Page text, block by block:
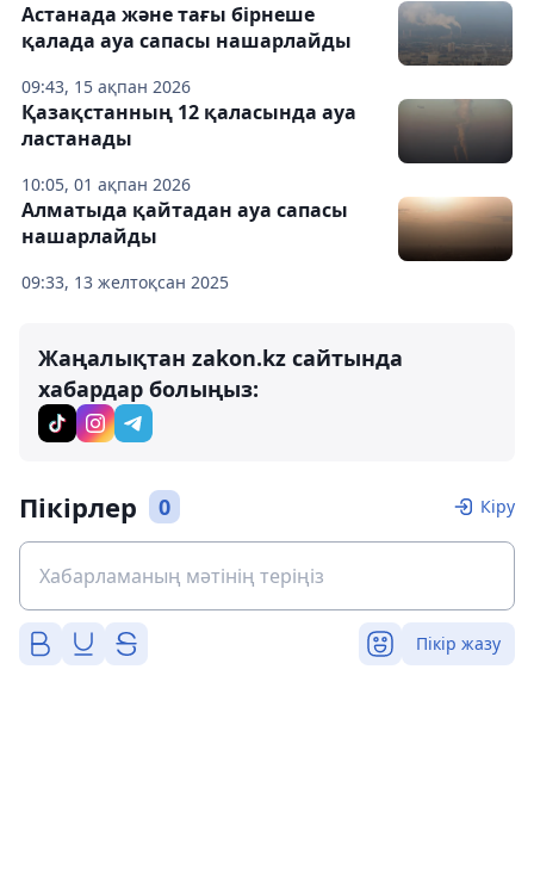
09:43, 15 ақпан 2026
Астанада және тағы бірнеше
қалада ауа сапасы нашарлайды
10:05, 01 ақпан 2026
Қазақстанның 12 қаласында ауа
ластанады
09:33, 13 желтоқсан 2025
Алматыда қайтадан ауа сапасы
нашарлайды
Жаңалықтан zakon.kz сайтында
хабардар болыңыз:
Пікірлер 0 Кіру
Пікір жазу